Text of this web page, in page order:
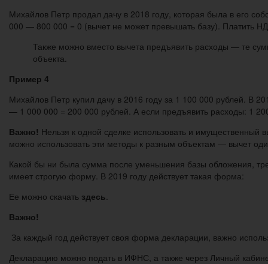
Михайлов Петр продал дачу в 2018 году, которая была в его
000 — 800 000 = 0 (вычет не может превышать базу). Платить
Также можно вместо вычета предъявить расходы — те
объекта.
Пример 4
Михайлов Петр купил дачу в 2016 году за 1 100 000 рублей. В
— 1 000 000 = 200 000 рублей. А если предъявить расходы: 1
Важно! Нельзя к одной сделке использовать и имущественный
можно использовать эти методы к разным объектам — вычет
Какой бы ни была сумма после уменьшения базы обложения,
имеет строгую форму. В 2019 году действует такая форма:
Ее можно скачать здесь
Важно!
За каждый год действует своя форма декларации, важно
Декларацию можно подать в ИФНС, а также через Личный